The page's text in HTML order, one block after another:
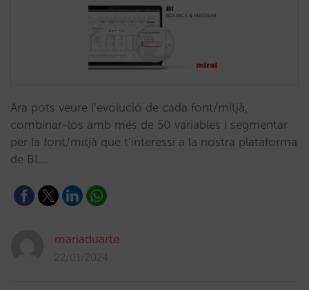
Ara pots veure l’evolució de cada font/mitjà,
combinar-los amb més de 50 variables i segmentar
per la font/mitjà que t’interessi a la nostra plataforma
de BI.…
mariaduarte
22/01/2024